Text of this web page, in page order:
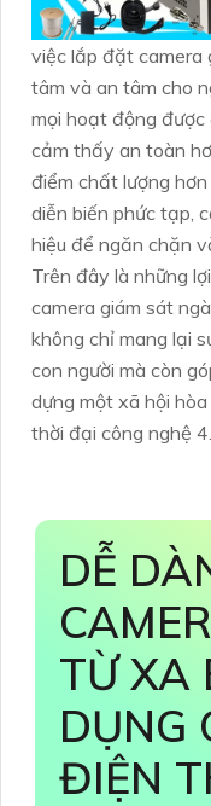
việc lắp đặt camera
tâm và an tâm cho
mọi hoạt động được
cảm thấy an toàn
điểm chất lượng
diễn biến phức tạp,
hiệu để ngăn chặn
Trên đây là những
camera giám sát
không chỉ mang lại
con người mà còn
dựng một xã hội
thời đại công nghệ
DỄ
TỪ XA
DỤNG
ĐIỆN